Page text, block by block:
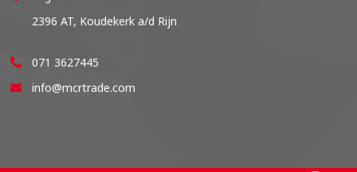
2396 AT, Koudekerk a/d Rijn
071 3627445
info@mcrtrade.com